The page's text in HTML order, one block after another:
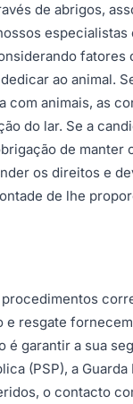
de abrigos,
fatores
ao animal.
animais, as
do lar. Se a
de manter
os direitos e
de lhe
e resgate
garantir a sua
(PSP), a Guarda
o contacto